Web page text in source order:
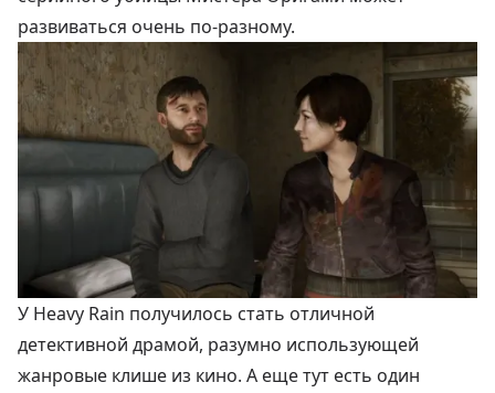
развиваться очень по-разному.
У Heavy Rain получилось стать отличной
детективной драмой, разумно использующей
жанровые клише из кино. А еще тут есть один